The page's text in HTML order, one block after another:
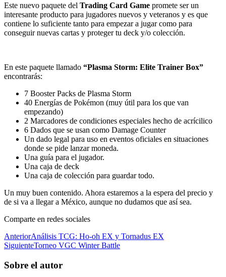
Este nuevo paquete del Trading Card Game promete ser un
interesante producto para jugadores nuevos y veteranos y es que
contiene lo suficiente tanto para empezar a jugar como para
conseguir nuevas cartas y proteger tu deck y/o colección.
En este paquete llamado “Plasma Storm: Elite Trainer Box”
encontrarás:
7 Booster Packs de Plasma Storm
40 Energías de Pokémon (muy útil para los que van
empezando)
2 Marcadores de condiciones especiales hecho de acrícilico
6 Dados que se usan como Damage Counter
Un dado legal para uso en eventos oficiales en situaciones
donde se pide lanzar moneda.
Una guía para el jugador.
Una caja de deck
Una caja de colección para guardar todo.
Un muy buen contenido. Ahora estaremos a la espera del precio y
de si va a llegar a México, aunque no dudamos que así sea.
Comparte en redes sociales
AnteriorAnálisis TCG: Ho-oh EX y Tornadus EX
SiguienteTorneo VGC Winter Battle
Sobre el autor